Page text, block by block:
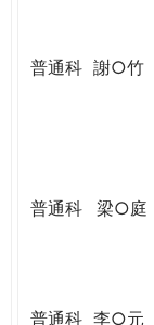
普通科 謝○竹
普通科
梁○庭
普通科 李○元